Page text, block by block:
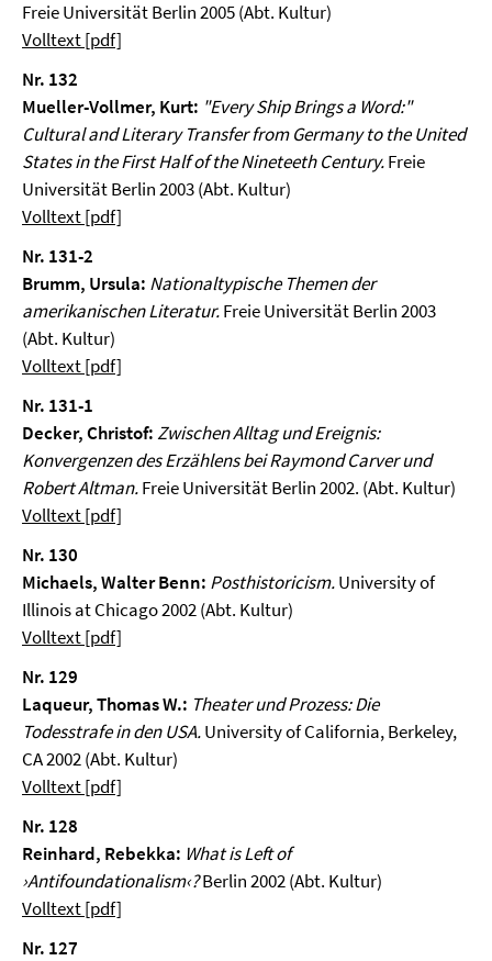
Freie Universität Berlin 2005 (Abt. Kultur)
Volltext [pdf]
Nr. 132
Mueller-Vollmer, Kurt: "Every Ship Brings a Word:"
Cultural and Literary Transfer from Germany to the United
States in the First Half of the Nineteeth Century.Freie
Universität Berlin 2003 (Abt. Kultur)
Volltext [pdf]
Nr. 131-2
Brumm, Ursula: Nationaltypische Themen der
amerikanischen Literatur.Freie Universität Berlin 2003
(Abt. Kultur)
Volltext [pdf]
Nr. 131-1
Decker, Christof:Zwischen Alltag und Ereignis:
Konvergenzen des Erzählens bei Raymond Carver und
Robert Altman.Freie Universität Berlin 2002. (Abt. Kultur)
Volltext [pdf]
Nr. 130
Michaels, Walter Benn: Posthistoricism.University of
Illinois at Chicago 2002 (Abt. Kultur)
Volltext [pdf]
Nr. 129
Laqueur, Thomas W.: Theater und Prozess: Die
Todesstrafe in den USA.University of California, Berkeley,
CA 2002 (Abt. Kultur)
Volltext [pdf]
Nr. 128
Reinhard, Rebekka: What is Left of
›Antifoundationalism‹?Berlin 2002 (Abt. Kultur)
Volltext [pdf]
Nr. 127